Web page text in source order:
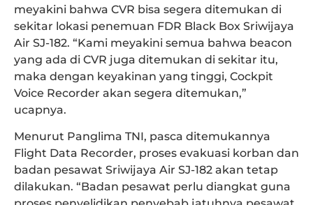
meyakini bahwa CVR bisa segera ditemukan di
sekitar lokasi penemuan FDR Black Box Sriwijaya
Air SJ-182. “Kami meyakini semua bahwa beacon
yang ada di CVR juga ditemukan di sekitar itu,
maka dengan keyakinan yang tinggi, Cockpit
Voice Recorder akan segera ditemukan,”
ucapnya.
Menurut Panglima TNI, pasca ditemukannya
Flight Data Recorder, proses evakuasi korban dan
badan pesawat Sriwijaya Air SJ-182 akan tetap
dilakukan. “Badan pesawat perlu diangkat guna